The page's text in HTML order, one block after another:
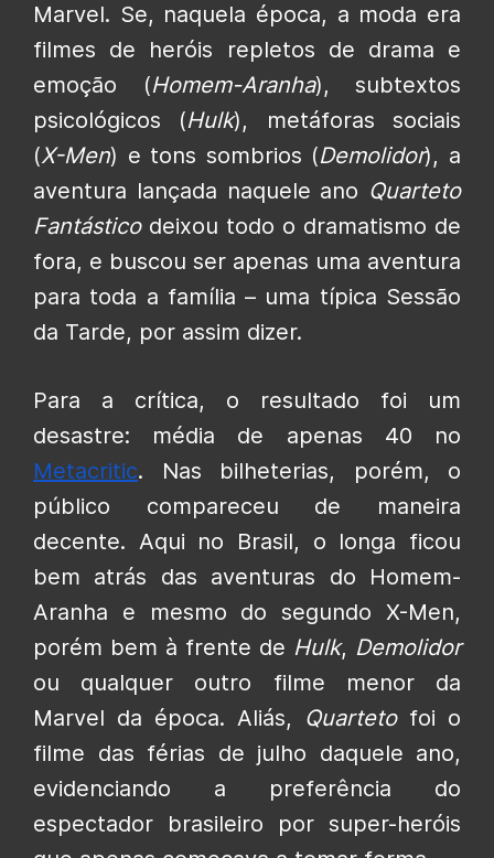
Marvel. Se, naquela época, a moda era
filmes de heróis repletos de drama e
emoção (Homem-Aranha), subtextos
psicológicos (Hulk), metáforas sociais
(X-Men) e tons sombrios (Demolidor), a
aventura lançada naquele ano Quarteto
Fantásticodeixou todo o dramatismo de
fora, e buscou ser apenas uma aventura
para toda a família – uma típica Sessão
da Tarde, por assim dizer.
Para a crítica, o resultado foi um
desastre: média de apenas 40 no
Metacritic. Nas bilheterias, porém, o
público compareceu de maneira
decente. Aqui no Brasil, o longa ficou
bem atrás das aventuras do Homem-
Aranha e mesmo do segundo X-Men,
porém bem à frente de Hulk, Demolidor
ou qualquer outro filme menor da
Marvel da época. Aliás, Quartetofoi o
filme das férias de julho daquele ano,
evidenciando a preferência do
espectador brasileiro por super-heróis